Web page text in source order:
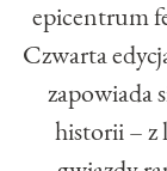
epicentrum
Czwarta
zapowiada
historii – z